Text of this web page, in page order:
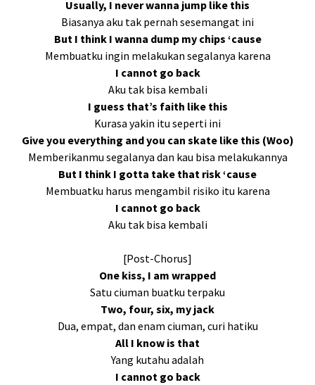
Usually, I never wanna jump like this
Biasanya aku tak pernah sesemangat ini
But I think I wanna dump my chips ‘cause
Membuatku ingin melakukan segalanya karena
I cannot go back
Aku tak bisa kembali
I guess that’s faith like this
Kurasa yakin itu seperti ini
Give you everything and you can skate like this (Woo)
Memberikanmu segalanya dan kau bisa melakukannya
But I think I gotta take that risk ‘cause
Membuatku harus mengambil risiko itu karena
I cannot go back
Aku tak bisa kembali
[Post-Chorus]
One kiss, I am wrapped
Satu ciuman buatku terpaku
Two, four, six, my jack
Dua, empat, dan enam ciuman, curi hatiku
All I know is that
Yang kutahu adalah
I cannot go back